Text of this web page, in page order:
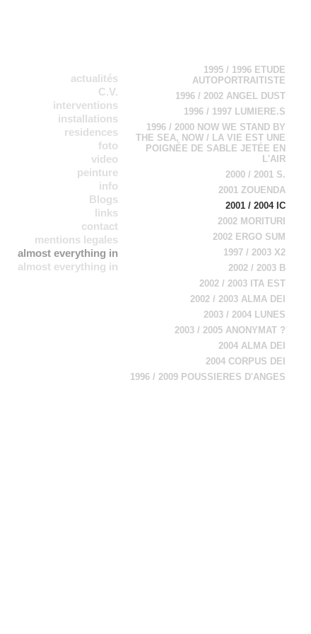
actualités
C.V.
interventions
installations
residences
foto
video
peinture
info
Blogs
links
contact
mentions legales
almost everything in
a chronological
almost everything in
1995 / 1996 ETUDE
AUTOPORTRAITISTE
1996 / 2002 ANGEL DUST
1996 / 1997 LUMIERE.S
1996 / 2000 NOW WE STAND BY
THE SEA, NOW / LA VIE EST UNE
POIGNÉE DE SABLE JETÉE EN
L'AIR
2000 / 2001 S.
2001 ZOUENDA
2001 / 2004 IC
2002 MORITURI
2002 ERGO SUM
1997 / 2003 X2
2002 / 2003 B
2002 / 2003 ITA EST
2002 / 2003 ALMA DEI
2003 / 2004 LUNES
2003 / 2005 ANONYMAT ?
2004 ALMA DEI
2004 CORPUS DEI
1996 / 2009 POUSSIERES D'ANGES